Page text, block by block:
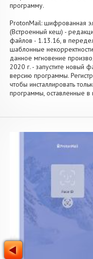
программу.
ProtonMail: шифрованная
(Встроенный кеш) -
файлов - 1.13.16, в
шаблонные
данное мгновение
2020 г. - запустите новый
версию программы.
чтобы инсталлировать
программы, оставленные в